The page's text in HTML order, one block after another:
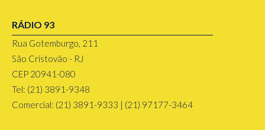
RÁDIO 93
Rua Gotemburgo, 211
São Cristovão - RJ
CEP 20941-080
Tel: (21) 3891-9348
Comercial: (21) 3891-9333 | (21) 97177-3464